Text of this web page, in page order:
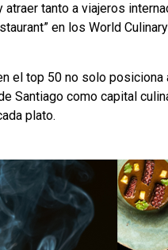
atraer tanto a viajeros
en los World
el top 50 no solo
Santiago como capital
plato.